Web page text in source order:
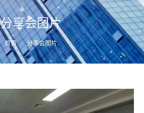
分享会图片
首页 分享会图片